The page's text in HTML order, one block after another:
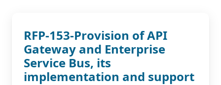
RFP-153-Provision of API
Gateway and Enterprise
Service Bus, its
implementation and support